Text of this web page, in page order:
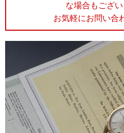
な場合もござい
お気軽にお問い合